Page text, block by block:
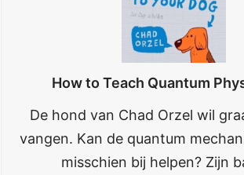
How to Teach Quantum
De hond van Chad Orzel wil
vangen. Kan de quantum
misschien bij helpen? Zijn